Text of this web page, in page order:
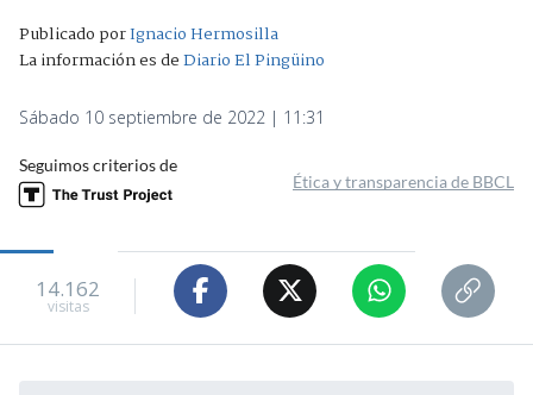
Publicado porIgnacio Hermosilla
La información es deDiario El Pingüino
Sábado 10 septiembre de 2022 | 11:31
Seguimos criterios de
Ética y transparencia de BBCL
14.162
visitas